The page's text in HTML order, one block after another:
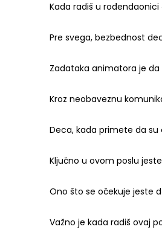
Kada radiš u
Pre svega, bezbednost
Zadataka animatora je
Kroz neobaveznu
Deca, kada primete da
Ključno u ovom poslu
Ono što se očekuje jeste
Važno je kada radiš ovaj